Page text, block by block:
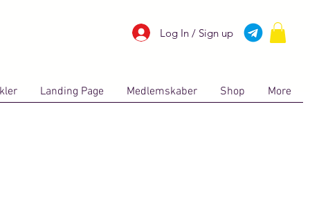
Log In / Sign up
Landing Page Medlemskaber Shop More